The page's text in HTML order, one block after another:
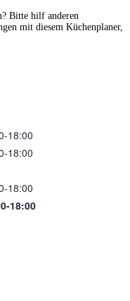
Bitte hilf anderen
mit diesem Küchenplaner,